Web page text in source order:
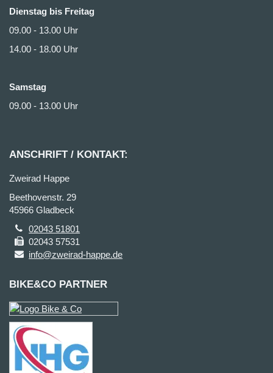
Dienstag bis Freitag
09.00 - 13.00 Uhr
14.00 - 18.00 Uhr
Samstag
09.00 - 13.00 Uhr
ANSCHRIFT / KONTAKT:
Zweirad Happe
Beethovenstr. 29
45966 Gladbeck
02043 51801
02043 57531
info@zweirad-happe.de
BIKE&CO PARTNER